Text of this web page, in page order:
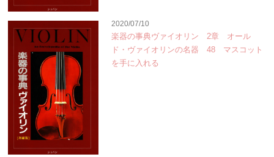
2020/07/10
楽器の事典ヴァイオリン 2章 オール
ド・ヴァイオリンの名器 48 マスコット
を手に入れる